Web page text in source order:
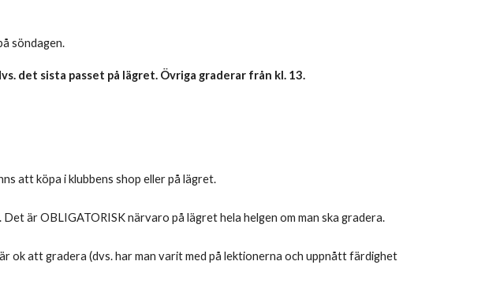
söndagen.
det sista passet på lägret. Övriga graderar från kl. 13.
att köpa i klubbens shop eller på lägret.
är OBLIGATORISK närvaro på lägret hela helgen om man ska gradera.
ok att gradera (dvs. har man varit med på lektionerna och uppnått färdighet